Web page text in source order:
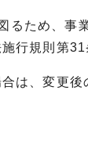
るため、
行規則第31
は、変更